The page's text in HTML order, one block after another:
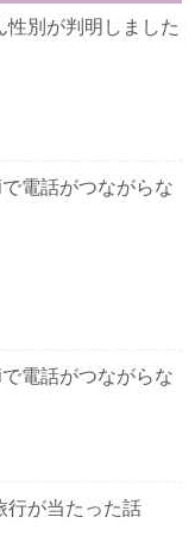
別が判明しました
電話がつながらな
電話がつながらな
行が当たった話